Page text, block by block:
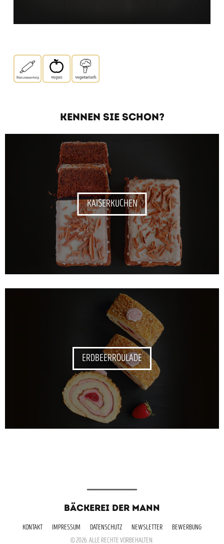
KENNEN SIE SCHON?
KAISERKUCHEN
ERDBEERROULADE
BÄCKEREI DER MANN
KONTAKT IMPRESSUM DATENSCHUTZ NEWSLETTER
BEWERBUNG
© 2026. ALLE RECHTE VORBEHALTEN.